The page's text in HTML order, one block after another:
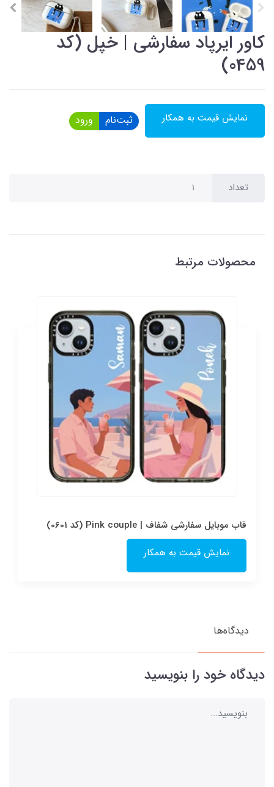
کاور ایرپاد سفارشی | خپل (کد
0459)
نمایش قیمت به همکار ثبت‌نام ورود
تعداد
محصولات مرتبط
قاب موبایل سفارشی شفاف | Pink couple (کد 0601)
نمایش قیمت به همکار
دیدگاه‌ها
دیدگاه خود را بنویسید